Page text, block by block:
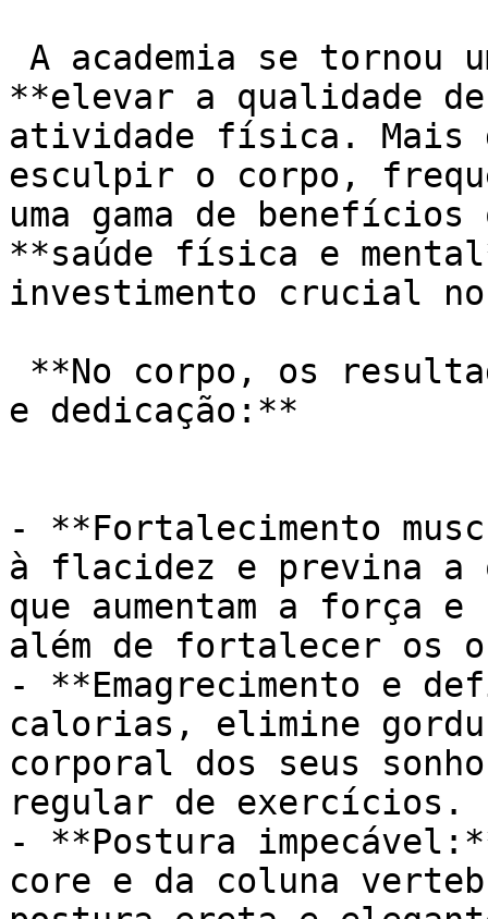
**elevar a qualidade
atividade física. Mais
esculpir o corpo,
uma gama de
**saúde física e
investimento crucial
e dedicação:**
- **Fortalecimento
à flacidez e previna a
que aumentam a força
além de fortalecer os
- **Emagrecimento e
calorias, elimine
corporal dos seus
regular de exercícios.
- **Postura
core e da coluna